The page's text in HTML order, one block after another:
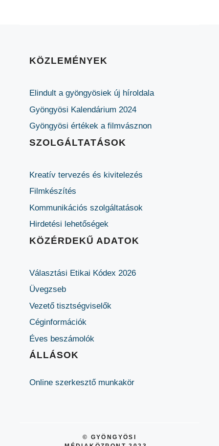
KÖZLEMÉNYEK
Elindult a gyöngyösiek új híroldala
Gyöngyösi Kalendárium 2024
Gyöngyösi értékek a filmvásznon
SZOLGÁLTATÁSOK
Kreatív tervezés és kivitelezés
Filmkészítés
Kommunikációs szolgáltatások
Hirdetési lehetőségek
KÖZÉRDEKŰ ADATOK
Választási Etikai Kódex 2026
Üvegzseb
Vezető tisztségviselők
Céginformációk
Éves beszámolók
ÁLLÁSOK
Online szerkesztő munkakör
© GYÖNGYÖSI